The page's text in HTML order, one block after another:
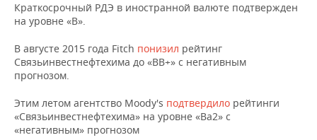
КИБЕРСПОРТ
ФИГУРНОЕ КАТАНИЕ
ВОДНЫЕ ВИДЫ СПОРТА
ХОККЕЙ С МЯЧОМ
КУЛЬТУРА
МЕДИЦИНА
ОБРАЗОВАНИЕ
ПРОИСШЕСТВИЯ
СПИСОК КОМПАНИЙ
Краткосрочный РДЭ в иностранной валюте подтвержден
на уровне «B».
В августе 2015 года Fitch понизил рейтинг
Связьинвестнефтехима до «ВB+» с негативным
прогнозом.
Этим летом агентство Moody's подтвердило рейтинги
«Связьинвестнефтехима» на уровне «Ba2» с
«негативным» прогнозом